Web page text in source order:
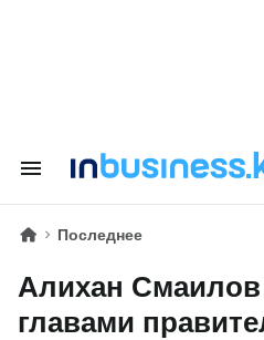
Последнее
Алихан Смаилов
главами